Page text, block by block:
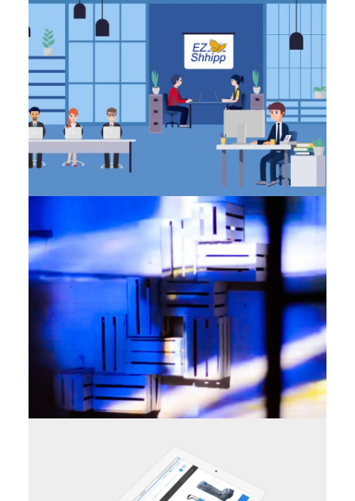
Vídeo & Post Producción Diseño Gráfico
Vídeo & Post Producción,Fotografía